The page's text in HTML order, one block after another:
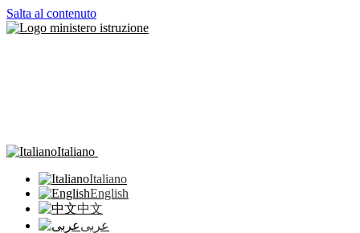
Salta al contenuto
Italiano
Italiano
English
中文
عربى